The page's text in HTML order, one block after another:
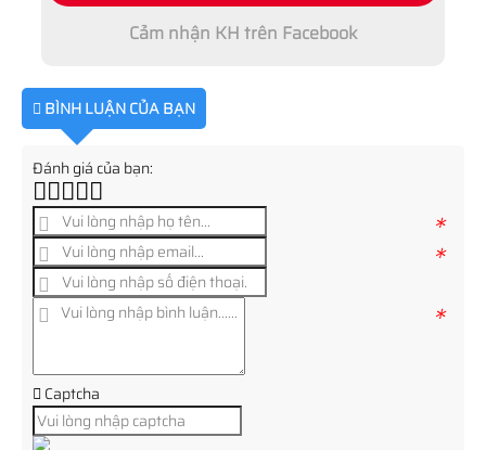
Cảm nhận KH trên Facebook
BÌNH LUẬN CỦA BẠN
Đánh giá của bạn:
*
*
*
Captcha